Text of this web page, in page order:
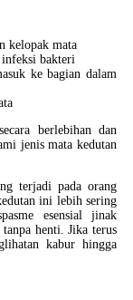
kelopak mata
infeksi bakteri
ke bagian dalam
berlebihan dan
jenis mata kedutan
terjadi pada orang
ini lebih sering
esensial jinak
henti. Jika terus
kabur hingga